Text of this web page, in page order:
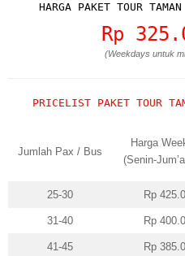
HARGA PAKET TOUR
Rp
(Weekdays untuk
PRICELIST PAKET TOUR
Jumlah Pax / Bus
Harga
(Senin-
25-30 Rp
31-40 Rp
41-45 Rp